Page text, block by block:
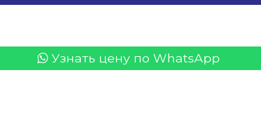
Узнать цену по WhatsApp